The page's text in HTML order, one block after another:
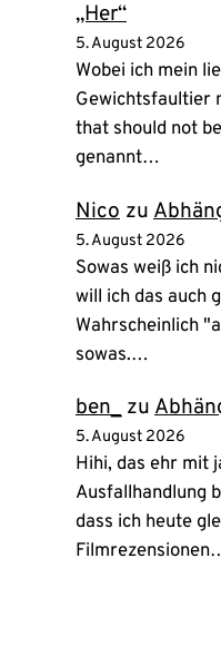
„Her“
5. August 2026
Wobei ich mein
Gewichtsfaultier
that should not
genannt…
Nico zu
5. August 2026
Sowas weiß ich
will ich das auch
Wahrscheinlich
sowas.…
ben_zu
5. August 2026
Hihi, das ehr mit
Ausfallhandlung
dass ich heute